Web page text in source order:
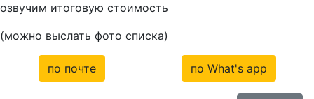
озвучим итоговую стоимость
(можно выслать фото списка)
по почте по What's app